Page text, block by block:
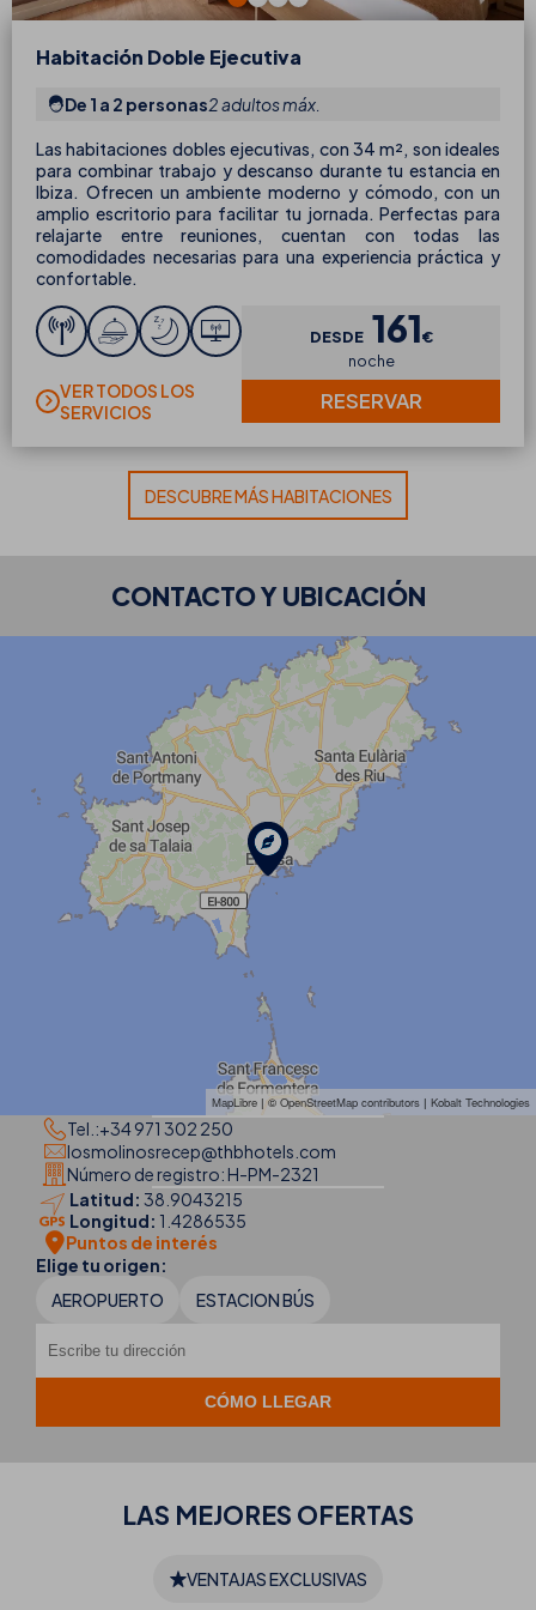
Habitación Doble Ejecutiva
De 1 a 2 personas2 adultos máx.
Las habitaciones dobles ejecutivas, con 34 m², son ideales
para combinar trabajo y descanso durante tu estancia en
Ibiza. Ofrecen un ambiente moderno y cómodo, con un
amplio escritorio para facilitar tu jornada. Perfectas para
relajarte entre reuniones, cuentan con todas las
comodidades necesarias para una experiencia práctica y
confortable.
VER TODOS LOS
SERVICIOS
DESDE 161€
noche
RESERVAR
DESCUBRE MÁS HABITACIONES
CONTACTO Y UBICACIÓN
MapLibre | © OpenStreetMap contributors | Kobalt Technologies
Tel.:+34 971 302 250
losmolinosrecep@thbhotels.com
Número de registro: H-PM-2321
Latitud: 38.9043215
Longitud: 1.4286535
Puntos de interés
Elige tu origen:
AEROPUERTO
ESTACION BÚS
LAS MEJORES OFERTAS
VENTAJAS EXCLUSIVAS